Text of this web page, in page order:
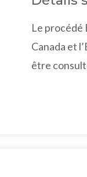
Le procédé
Canada et
être